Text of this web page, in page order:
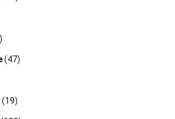
(47)
(19)